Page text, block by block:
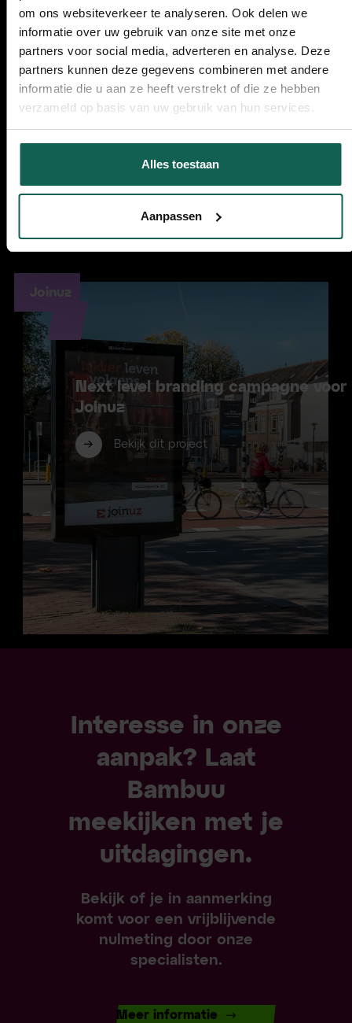
om ons websiteverkeer te analyseren. Ook delen we
informatie over uw gebruik van onze site met onze
partners voor social media, adverteren en analyse. Deze
partners kunnen deze gegevens combineren met andere
informatie die u aan ze heeft verstrekt of die ze hebben
verzameld op basis van uw gebruik van hun services.
Alles toestaan
Aanpassen
groei draagt?
Bekijk dit project
Next level branding campagne voor
Joinuz
Bekijk dit project
Joinuz
Interesse in onze
aanpak? Laat
Bambuu
meekijken met je
uitdagingen.
Bekijk of je in aanmerking
komt voor een vrijblijvende
nulmeting door onze
specialisten.
Meer informatie